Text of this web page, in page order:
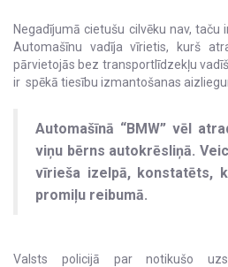
Negadījumā cietušu cilvēku nav, taču
Automašīnu vadīja vīrietis, kurš
pārvietojās bez transportlīdzekļu
ir spēkā tiesību izmantošanas
Automašīnā “BMW” vēl
viņu bērns autokrēsliņā.
vīrieša izelpā, konstatēts,
promiļu reibumā.
Valsts policijā par notikušo